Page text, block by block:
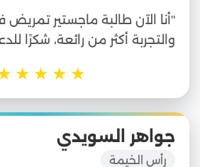
"أنا الآن طالبة ماجستير تمريض
والتجربة أكثر من رائعة، شكرًا
★
★
★
★
جواهر السويدي
رأس الخيمة